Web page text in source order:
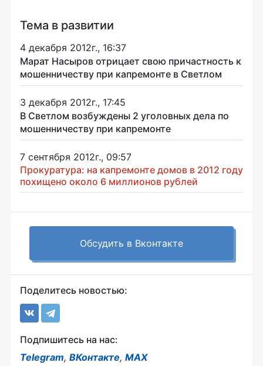
Тема в развитии
4 декабря 2012г., 16:37
Марат Насыров отрицает свою причастность к
мошенничеству при капремонте в Светлом
3 декабря 2012г., 17:45
В Светлом возбуждены 2 уголовных дела по
мошенничеству при капремонте
7 сентября 2012г., 09:57
Прокуратура: на капремонте домов в 2012 году
похищено около 6 миллионов рублей
Обсудить в Вконтакте
Поделитесь новостью:
Подпишитесь на нас:
Telegram, ВКонтакте, MAX